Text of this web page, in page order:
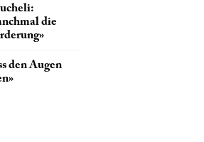
die
den Augen